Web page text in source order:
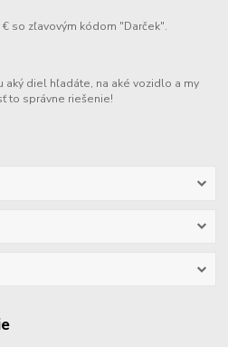
so zľavovým kódom "Darček".
aký diel hľadáte, na aké vozidlo a my
to správne riešenie!